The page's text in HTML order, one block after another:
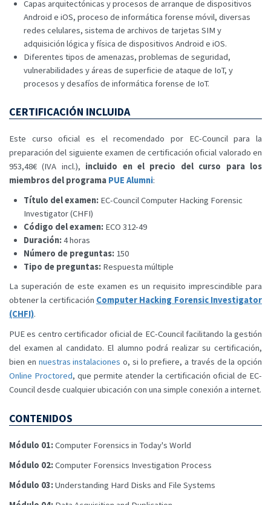
Capas arquitectónicas y procesos de arranque de dispositivos
Android e iOS, proceso de informática forense móvil, diversas
redes celulares, sistema de archivos de tarjetas SIM y
adquisición lógica y física de dispositivos Android e iOS.
Diferentes tipos de amenazas, problemas de seguridad,
vulnerabilidades y áreas de superficie de ataque de IoT, y
procesos y desafíos de informática forense de IoT.
CERTIFICACIÓN INCLUIDA
Este curso oficial es el recomendado por EC-Council para la
preparación del siguiente examen de certificación oficial valorado en
953,48€ (IVA incl.), incluido en el precio del curso para los
miembros del programa PUE Alumni:
Título del examen: EC-Council Computer Hacking Forensic
Investigator (CHFI)
Código del examen: ECO 312-49
Duración:4 horas
Número de preguntas: 150
Tipo de preguntas: Respuesta múltiple
La superación de este examen es un requisito imprescindible para
obtener la certificación Computer Hacking Forensic Investigator
(CHFI).
PUE es centro certificador oficial de EC-Council facilitando la gestión
del examen al candidato. El alumno podrá realizar su certificación,
bien en nuestras instalaciones o, si lo prefiere, a través de la opción
Online Proctored, que permite atender la certificación oficial de EC-
Council desde cualquier ubicación con una simple conexión a internet.
CONTENIDOS
Módulo 01:Computer Forensics in Today's World
Módulo 02:Computer Forensics Investigation Process
Módulo 03:Understanding Hard Disks and File Systems